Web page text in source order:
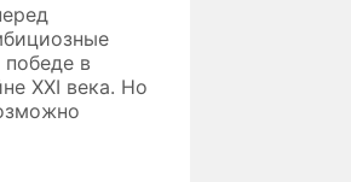
в
ХХI века. Но